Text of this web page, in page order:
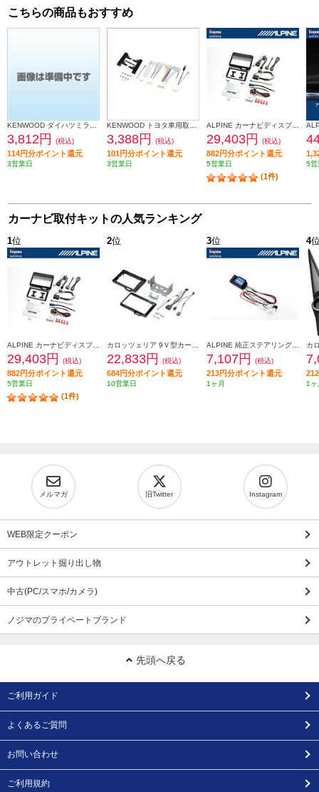
こちらの商品もおすすめ
3,812円 (税込)
114円分ポイント還元
3営業日
3,388円 (税込)
101円分ポイント還元
3営業日
ALPINE カーナビディスプレイオーディオ取付けキット N-BOX(JF5/6系)専用 KTX-XF11-NB-56-NR
29,403円 (税込)
882円分ポイント還元
5営業日
(1件)
5営
カーナビ取付キットの人気ランキング
1位
ALPINE カーナビディスプレイオーディオ取付けキット N-BOX(JF5/6系)専用 KTX-XF11-NB-56-NR
29,403円 (税込)
882円分ポイント還元
5営業日
(1件)
2位
22,833円 (税込)
684円分ポイント還元
10営業日
3位
7,107円 (税込)
213円分ポイント還元
1ヶ月
4
1ヶ
メルマガ 旧Twitter Instagram
WEB限定クーポン
アウトレット掘り出し物
中古(PC/スマホ/カメラ)
ノジマのプライベートブランド
先頭へ戻る
ご利用ガイド
よくあるご質問
お問い合わせ
ご利用規約